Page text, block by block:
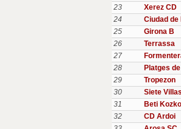
23
Xerez CD
24
Ciudad de
25
Girona B
26
Terrassa
27
28
Platges
29
Tropezon
30
Siete Villas
31
Beti
32
CD Ardoi